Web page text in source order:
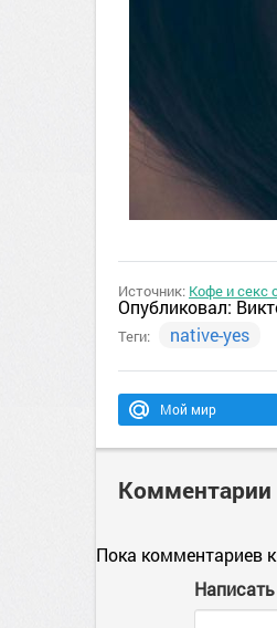
Источник: Кофе и секс
Опубликовал:
Теги: native-yes
Мой мир
Комментарии
Пока комментариев